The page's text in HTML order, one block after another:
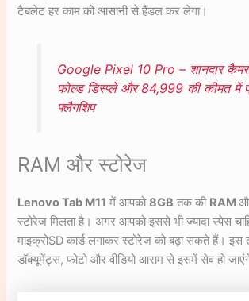
टैबलेट हर काम को आसानी से हैंडल कर लेगा।
Google Pixel 10 Pro – शानदार
फोल्ड डिस्प्ले और 84,999 की कीमत में
फ्लैगशिप
RAM और स्टोरेज
Lenovo Tab M11 में आपको8GB तक की RAM
स्टोरेज मिलता है। अगर आपको इससे भी ज्यादा स्पेस
माइक्रोSD कार्ड लगाकर स्टोरेज को बढ़ा सकते हैं।
डॉक्यूमेंट्स, फोटो और वीडियो आराम से इसमें सेव हो